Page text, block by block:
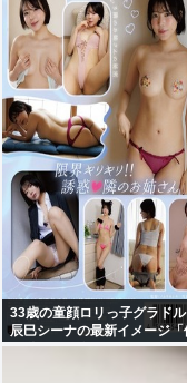
33歳の童顔ロリっ子グラド
辰巳シーナの最新イメージ
の動画＆画像まとめ！